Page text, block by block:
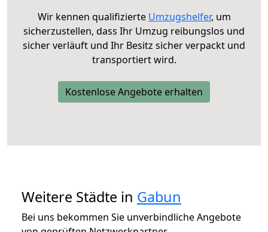
Wir kennen qualifizierte Umzugshelfer, um
sicherzustellen, dass Ihr Umzug reibungslos und
sicher verläuft und Ihr Besitz sicher verpackt und
transportiert wird.
Kostenlose Angebote erhalten
Weitere Städte in Gabun
Bei uns bekommen Sie unverbindliche Angebote